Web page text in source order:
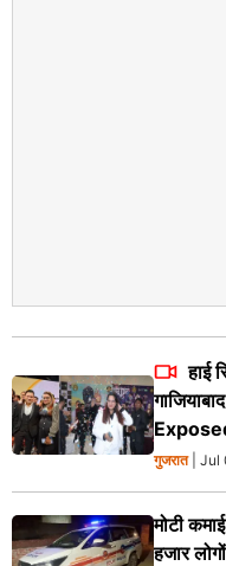
हाई
गुजरात| Jul
मोटी
हजार